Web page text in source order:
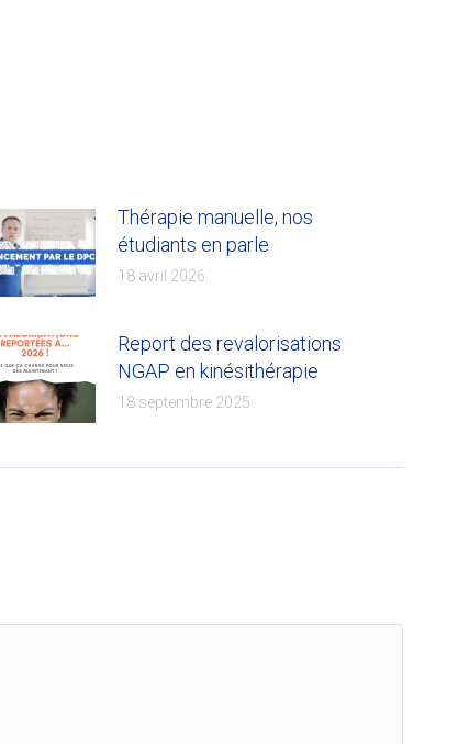
Thérapie manuelle, nos
étudiants en parle
18 avril 2026
Report des revalorisations
NGAP en kinésithérapie
18 septembre 2025